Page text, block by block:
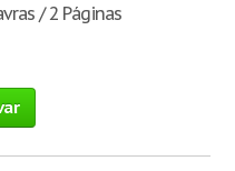
/ 2 Páginas